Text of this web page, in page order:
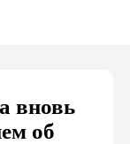
вновь
об